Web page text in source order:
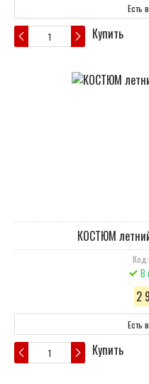
Есть
Купить
КОСТЮМ
В
2
Есть
Купить